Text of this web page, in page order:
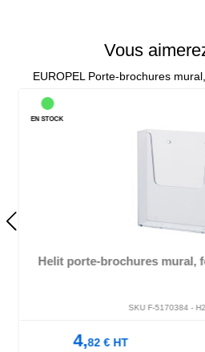
Vous
EUROPEL Porte-brochures
Helit porte-brochures mural,
SKU F-5170384 -
4,82€HT
EN STOCK